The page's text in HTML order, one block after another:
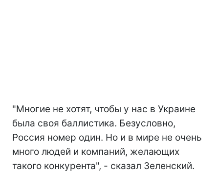
"Многие не хотят, чтобы у нас в Украине
была своя баллистика. Безусловно,
Россия номер один. Но и в мире не очень
много людей и компаний, желающих
такого конкурента", - сказал Зеленский.